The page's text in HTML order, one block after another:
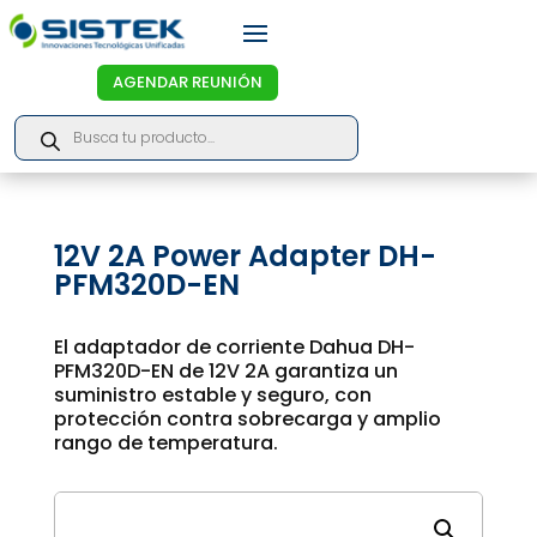
AGENDAR REUNIÓN
Products
search
12V 2A Power Adapter DH-
PFM320D-EN
El adaptador de corriente Dahua DH-
PFM320D-EN de 12V 2A garantiza un
suministro estable y seguro, con
protección contra sobrecarga y amplio
rango de temperatura.